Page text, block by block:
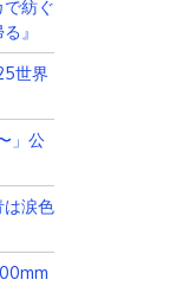
紡ぐ
』
世界
」公
は涙色